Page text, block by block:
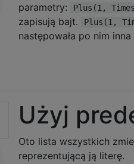
parametry:
Plus(1,
zapisują bajt.
Plus(1,
następowała po nim
Użyj
Oto lista wszystkich
reprezentującą ją literę.